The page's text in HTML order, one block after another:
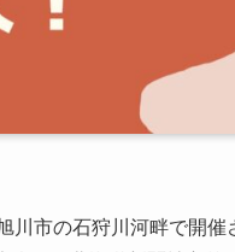
川市の石狩川河畔で開